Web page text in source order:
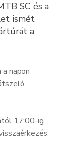
SC és a
ismét
a
napon
17:00-ig